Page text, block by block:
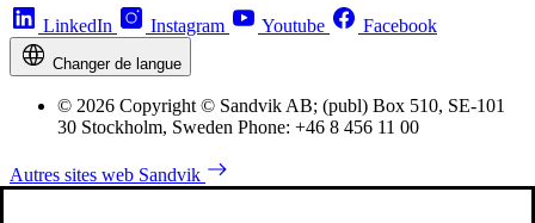
LinkedIn Instagram Youtube Facebook
Changer de langue
© 2026 Copyright © Sandvik AB; (publ) Box 510, SE-101
30 Stockholm, Sweden Phone: +46 8 456 11 00
Autres sites web Sandvik